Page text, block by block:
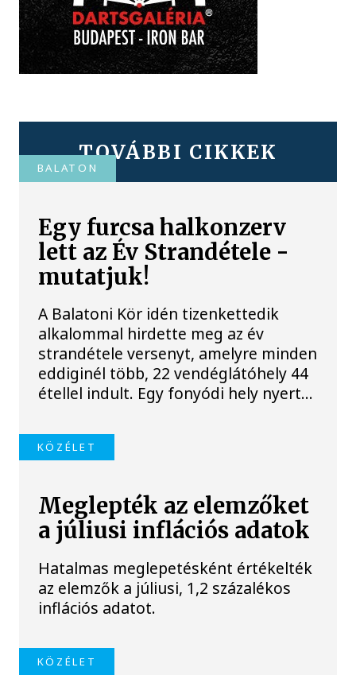
TOVÁBBI CIKKEK
BALATON
Egy furcsa halkonzerv
lett az Év Strandétele -
mutatjuk!
A Balatoni Kör idén tizenkettedik
alkalommal hirdette meg az év
strandétele versenyt, amelyre minden
eddiginél több, 22 vendéglátóhely 44
étellel indult. Egy fonyódi hely nyert...
KÖZÉLET
Meglepték az elemzőket
a júliusi inflációs adatok
Hatalmas meglepetésként értékelték
az elemzők a júliusi, 1,2 százalékos
inflációs adatot.
KÖZÉLET